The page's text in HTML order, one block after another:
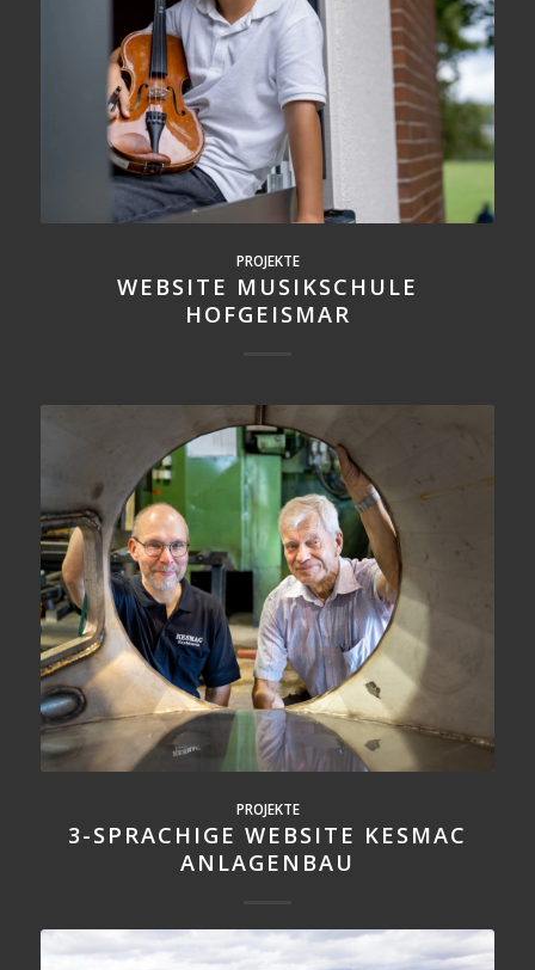
PROJEKTE
WEBSITE MUSIKSCHULE
HOFGEISMAR
PROJEKTE
3-SPRACHIGE WEBSITE KESMAC
ANLAGENBAU